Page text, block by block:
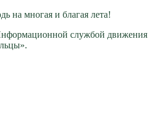
на многая и благая лета!
службой движения